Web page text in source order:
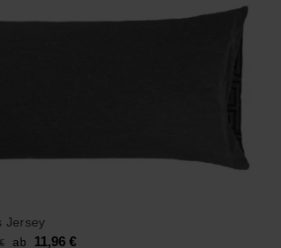
Jersey
€
Original
ab 11,96 €Current